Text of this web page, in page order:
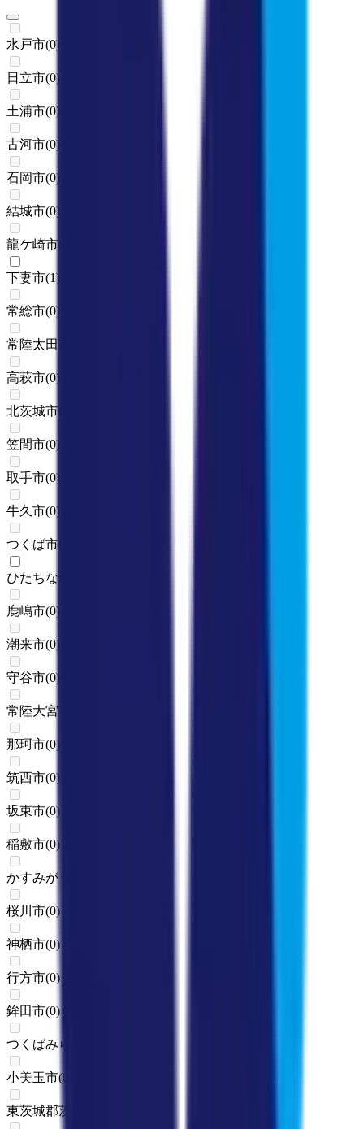
水戸市(0)
日立市(0)
土浦市(0)
古河市(0)
石岡市(0)
結城市(0)
龍ケ崎市
下妻市(1)
常総市(0)
常陸太田市
高萩市(0)
北茨城市
笠間市(0)
取手市(0)
牛久市(0)
つくば市
ひたちなか市
鹿嶋市(0)
潮来市(0)
守谷市(0)
常陸大宮市
那珂市(0)
筑西市(0)
坂東市(0)
稲敷市(0)
かすみがうら市
桜川市(0)
神栖市(0)
行方市(0)
鉾田市(0)
つくばみらい市
小美玉市(0
東茨城郡茨城町